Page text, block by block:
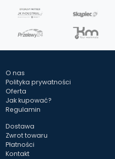
O nas
Polityka prywatności
Oferta
Jak kupować?
Regulamin
Dostawa
Zwrot towaru
Płatności
Kontakt